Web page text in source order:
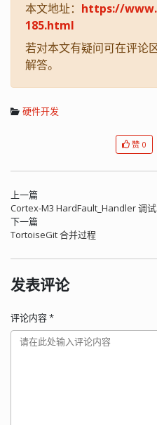
本文地址： https://
185.html
若对本文有疑问可在评论
解答。
硬件开发
赞 0
上一篇
Cortex-M3 HardFault_Handler 调
下一篇
TortoiseGit 合并过程
发表评论
评论内容*